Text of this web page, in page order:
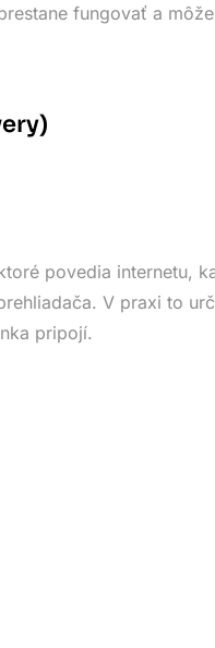
fungovať a
povedia internetu,
V praxi to
pripojí.